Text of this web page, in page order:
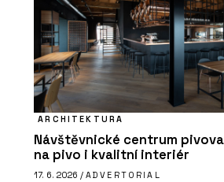
ARCHITEKTURA
Návštěvnické centrum
na pivo i kvalitní interiér
17. 6. 2026 / ADVERTORIAL